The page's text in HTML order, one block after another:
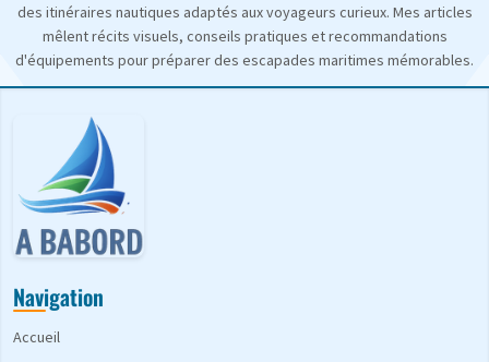
des itinéraires nautiques adaptés aux voyageurs curieux. Mes articles
mêlent récits visuels, conseils pratiques et recommandations
d'équipements pour préparer des escapades maritimes mémorables.
Navigation
Accueil